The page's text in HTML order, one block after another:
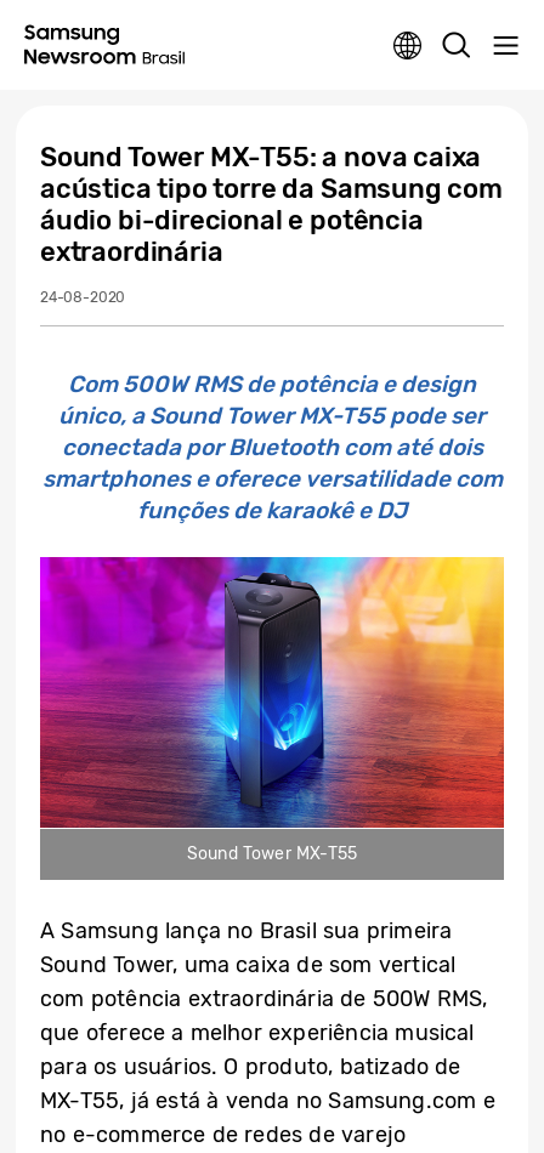
Sound Tower MX-T55: a nova caixa
acústica tipo torre da Samsung com
áudio bi-direcional e potência
extraordinária
24-08-2020
Com 500W RMS de potência e design
único, a Sound Tower MX-T55 pode ser
conectada por Bluetooth com até dois
smartphones e oferece versatilidade com
funções de karaokê e DJ
Sound Tower MX-T55
A Samsung lança no Brasil sua primeira
Sound Tower, uma caixa de som vertical
com potência extraordinária de 500W RMS,
que oferece a melhor experiência musical
para os usuários. O produto, batizado de
MX-T55, já está à venda no Samsung.com e
no e-commerce de redes de varejo